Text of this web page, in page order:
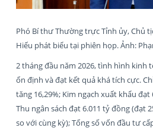
Phó Bí thư Thường trực Tỉnh ủy, Chủ
Hiếu phát biểu tại phiên họp. Ảnh:
2 tháng đầu năm 2026, tình hình kinh
ổn định và đạt kết quả khá tích cực.
tăng 16,29%; Kim ngạch xuất khẩu đạt
Thu ngân sách đạt 6.011 tỷ đồng (đạt
so với cùng kỳ); Tổng số vốn đầu tư